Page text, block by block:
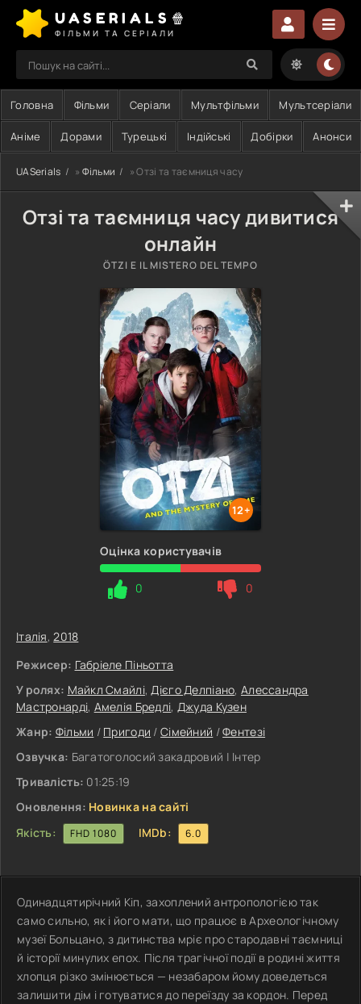
UASERIALS🍿
ФІЛЬМИ ТА СЕРІАЛИ
Головна Фільми Серіали Мультфільми Мультсеріали
Аніме Дорами Турецькі Індійські Добірки Анонси
UASerials » Фільми » Отзі та таємниця часу
Отзі та таємниця часу дивитися
онлайн
ÖTZI E IL MISTERO DEL TEMPO
12+
Оцінка користувачів
0 0
Італія,2018
Режисер: Габріеле Піньотта
У ролях: Майкл Смайлі,Дієго Делпіано, Алессандра
Мастронарді, Амелія Бредлі, Джуда Кузен
Жанр: Фільми / Пригоди /Сімейний /Фентезі
Озвучка: Багатоголосий закадровий | Інтер
Тривалість: 01:25:19
Оновлення: Новинка на сайті
Якість:
FHD 1080 IMDb: 6.0
Одинадцятирічний Кіп, захоплений антропологією так
само сильно, як і його мати, що працює в Археологічному
музеї Больцано, з дитинства мріє про стародавні таємниці
й історії минулих епох. Після трагічної події в родині життя
хлопця різко змінюється — незабаром йому доведеться
залишити дім і готуватися до переїзду за кордон. Перед